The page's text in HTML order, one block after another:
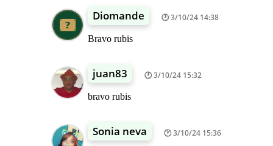
Diomande 3/10/24 14:38
Bravo rubis
juan83 3/10/24 15:32
bravo rubis
Sonia neva 3/10/24 15:36